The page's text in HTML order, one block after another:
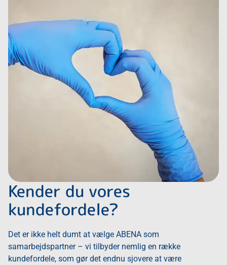
Kender du vores
kundefordele?
Det er ikke helt dumt at vælge ABENA som
samarbejdspartner – vi tilbyder nemlig en række
kundefordele, som gør det endnu sjovere at være